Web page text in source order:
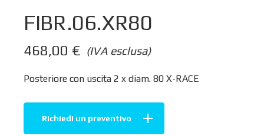
FIBR.06.XR80
(IVA esclusa)
468,00 €
Posteriore con uscita 2 x diam. 80 X-RACE
Richiedi un preventivo